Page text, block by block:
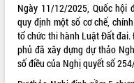
Ngày 11/12/2025, Quốc hội
quy định một số cơ chế,
tổ chức thi hành Luật Đất đai.
phủ đã xây dựng dự thảo
số điều của Nghị quyết số